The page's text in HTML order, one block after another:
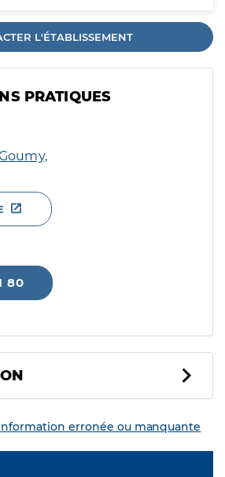
L'ÉTABLISSEMENT
PRATIQUES
80
erronée ou manquante